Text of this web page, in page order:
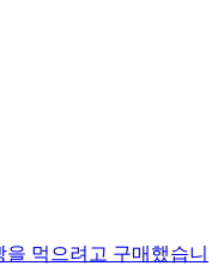
먹으려고 구매했습니